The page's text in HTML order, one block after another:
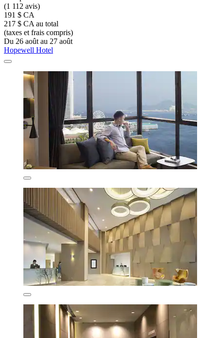
(1 112 avis)
191 $ CA
217 $ CA au total
(taxes et frais compris)
Du 26 août au 27 août
Hopewell Hotel